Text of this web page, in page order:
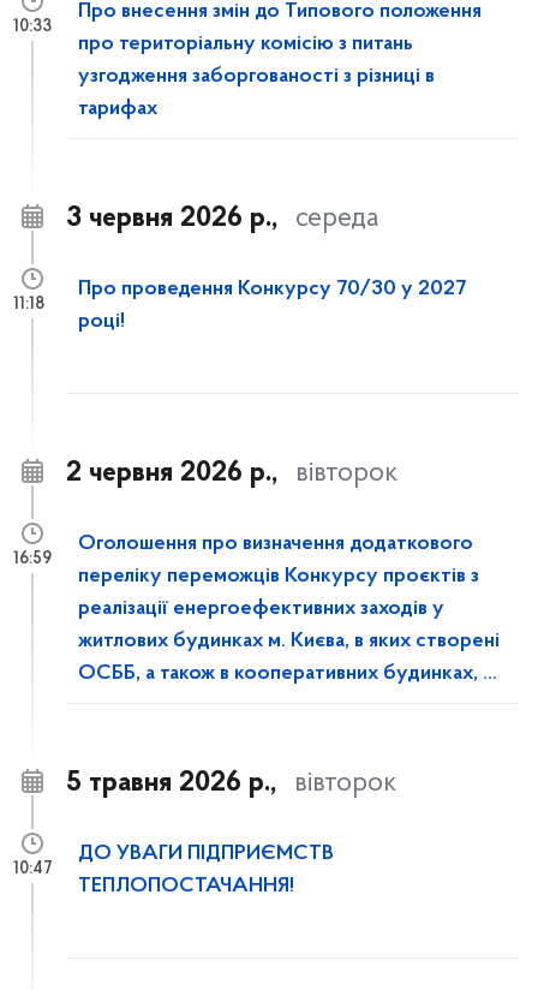
Про внесення змін до Типового положення
про територіальну комісію з питань
узгодження заборгованості з різниці в
тарифах
10:33
3 червня 2026 р., середа
Про проведення Конкурсу 70/30 у 2027
році!
11:18
2 червня 2026 р., вівторок
Оголошення про визначення додаткового
переліку переможців Конкурсу проєктів з
реалізації енергоефективних заходів у
житлових будинках м. Києва, в яких створені
ОСББ, а також в кооперативних будинках, у
16:59
5 травня 2026 р., вівторок
ДО УВАГИ ПІДПРИЄМСТВ
ТЕПЛОПОСТАЧАННЯ!
10:47